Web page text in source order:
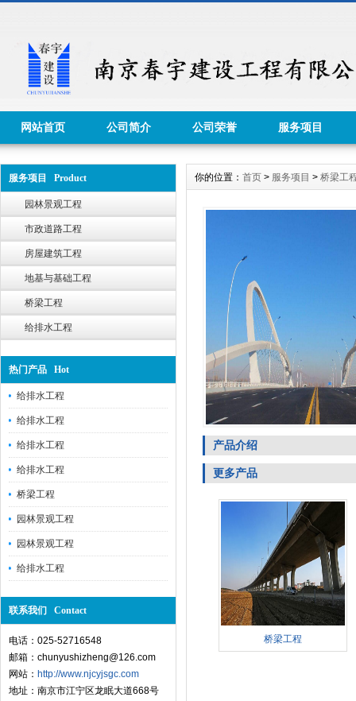
网站首页 公司简介 公司荣誉 服务项目
服务项目 Product
园林景观工程
市政道路工程
房屋建筑工程
地基与基础工程
桥梁工程
给排水工程
热门产品 Hot
给排水工程
给排水工程
给排水工程
给排水工程
桥梁工程
园林景观工程
园林景观工程
给排水工程
联系我们 Contact
电话：025-52716548
邮箱：chunyushizheng@126.com
网站： http://www.njcyjsgc.com
地址：南京市江宁区龙眠大道668号
你的位置： 首页 > 服务项目 > 桥梁工
产品介绍
更多产品
桥梁工程